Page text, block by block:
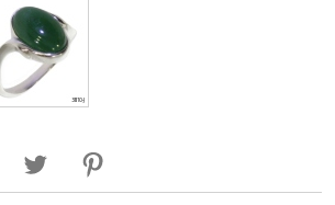
UdostępnijTweetuj